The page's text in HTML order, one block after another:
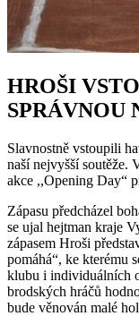
HROŠI
SPRÁVNOU
Slavnostně vstoupili
naší nejvyšší soutěže.
akce ,,Opening Day“
Zápasu předcházel
se ujal hejtman kraje
zápasem Hroši
pomáhá“, ke kterému
klubu i individuálních
brodských hráčů
bude věnován malé